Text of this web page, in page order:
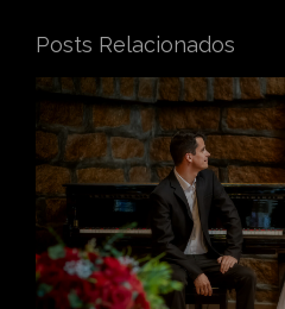
Posts Relacionados